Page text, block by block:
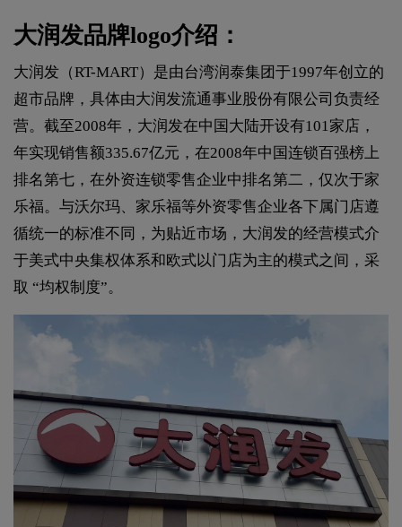
大润发品牌logo介绍：
大润发（RT-MART）是由台湾润泰集团于1997年创立的
超市品牌，具体由大润发流通事业股份有限公司负责经
营。截至2008年，大润发在中国大陆开设有101家店，
年实现销售额335.67亿元，在2008年中国连锁百强榜上
排名第七，在外资连锁零售企业中排名第二，仅次于家
乐福。与沃尔玛、家乐福等外资零售企业各下属门店遵
循统一的标准不同，为贴近市场，大润发的经营模式介
于美式中央集权体系和欧式以门店为主的模式之间，采
取 “均权制度”。